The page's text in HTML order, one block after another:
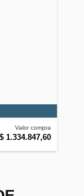
Valor compra
1.334.847,60